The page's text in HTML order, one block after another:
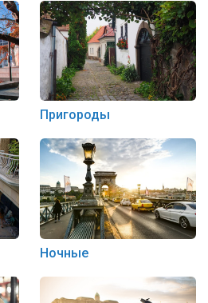
Пригороды
Ночные